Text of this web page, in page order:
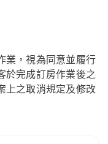
業，視為同意並履行
於完成訂房作業後之
上之取消規定及修改